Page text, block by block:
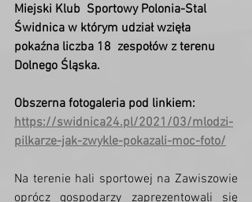
Miejski Klub  Sportowy Polonia-Stal
Świdnica w którym udział wzięła
pokaźna liczba 18  zespołów z terenu
Dolnego Śląska.
Obszerna fotogaleria pod linkiem:
https://swidnica24.pl/2021/03/mlodzi-
pilkarze-jak-zwykle-pokazali-moc-foto/
Na terenie hali sportowej na Zawiszowie
oprócz gospodarzy zaprezentowali się